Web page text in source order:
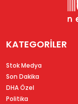
KATEGORİLER
Stok Medya
Son Dakika
DHA Özel
Politika